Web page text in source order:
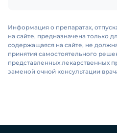
Информация о препаратах,
на сайте, предназначена только
содержащаяся на сайте, не
принятия самостоятельного
представленных лекарственных
заменой очной консультации